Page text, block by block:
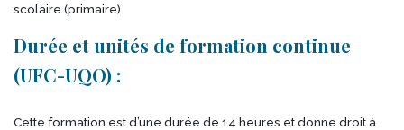
scolaire (primaire).
Durée et unités de formation continue
(UFC-UQO) :
Cette formation est d’une durée de 14 heures et donne droit à